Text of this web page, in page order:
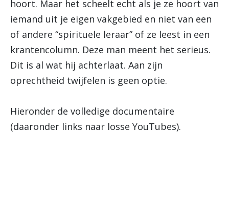
hoort. Maar het scheelt echt als je ze hoort van
iemand uit je eigen vakgebied en niet van een
of andere “spirituele leraar” of ze leest in een
krantencolumn. Deze man meent het serieus.
Dit is al wat hij achterlaat. Aan zijn
oprechtheid twijfelen is geen optie.
Hieronder de volledige documentaire
(daaronder links naar losse YouTubes).